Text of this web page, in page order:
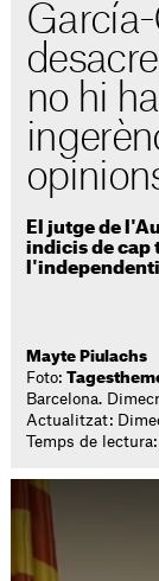
no hi
El jutge de
indicis de cap
Mayte Piulachs
Foto:
Barcelona.
Actualitzat:
Temps de